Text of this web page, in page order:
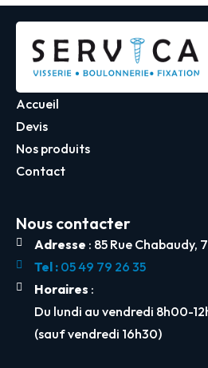
Accueil
Devis
Nos produits
Contact
Nous contacter
Adresse : 85 Rue
Tel :05 49 79 26 35
Horaires :
Du lundi au vendredi 8h00-
(sauf vendredi 16h30)